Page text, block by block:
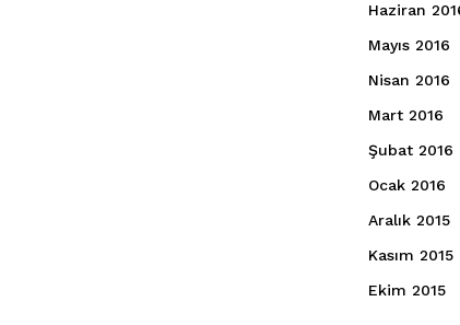
Haziran
Mayıs 2016
Nisan 2016
Mart 2016
Şubat 2016
Ocak 2016
Aralık 2015
Kasım 2015
Ekim 2015